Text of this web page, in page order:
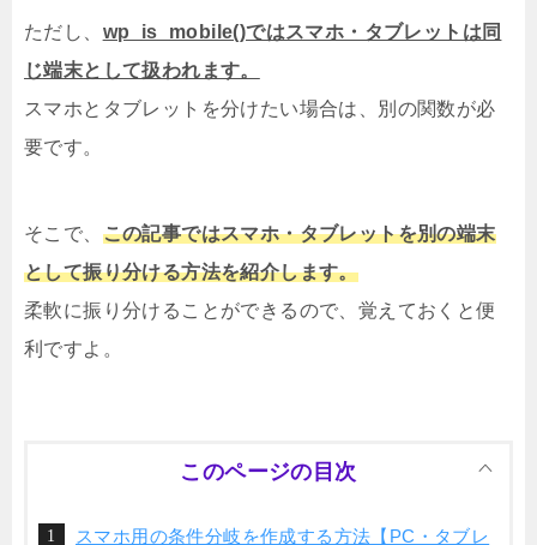
ただし、 wp_is_mobile()ではスマホ・タブレットは同
じ端末として扱われます。
スマホとタブレットを分けたい場合は、別の関数が必
要です。
そこで、 この記事ではスマホ・タブレットを別の端末
として振り分ける方法を紹介します。
柔軟に振り分けることができるので、覚えておくと便
利ですよ。
このページの目次
スマホ用の条件分岐を作成する方法【PC・タブレ